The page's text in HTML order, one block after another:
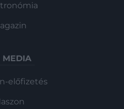
MEDIA
előfizetés